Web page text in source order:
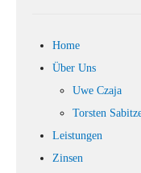
Home
Über Uns
Uwe Czaja
Torsten
Leistungen
Zinsen